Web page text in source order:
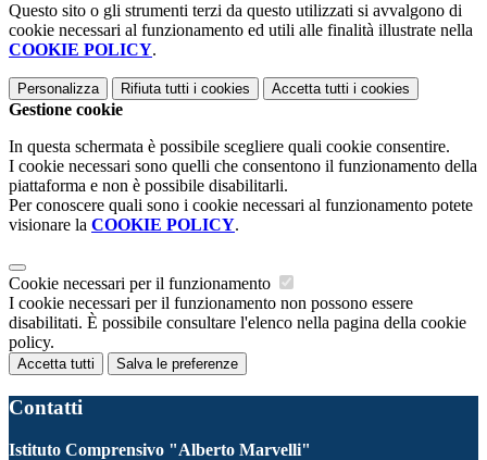
Questo sito o gli strumenti terzi da questo utilizzati si avvalgono di
cookie necessari al funzionamento ed utili alle finalità illustrate nella
COOKIE POLICY.
Personalizza Rifiuta tutti i cookies Accetta tutti i cookies
Gestione cookie
In questa schermata è possibile scegliere quali cookie consentire.
I cookie necessari sono quelli che consentono il funzionamento della
piattaforma e non è possibile disabilitarli.
Per conoscere quali sono i cookie necessari al funzionamento potete
visionare la COOKIE POLICY.
Cookie necessari per il funzionamento
I cookie necessari per il funzionamento non possono essere
disabilitati. È possibile consultare l'elenco nella pagina della cookie
policy.
Accetta tutti Salva le preferenze
Contatti
Istituto Comprensivo "Alberto Marvelli"